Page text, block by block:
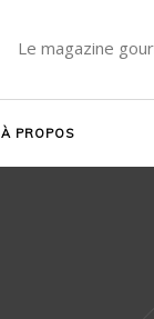
Le magazine
À PROPOS